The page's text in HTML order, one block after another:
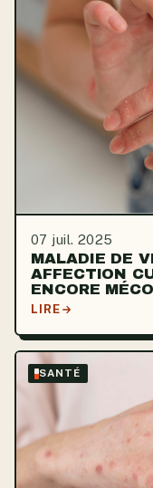
07 juil. 2025
MALADIE DE
AFFECTION
ENCORE
LIRE
SANTÉ